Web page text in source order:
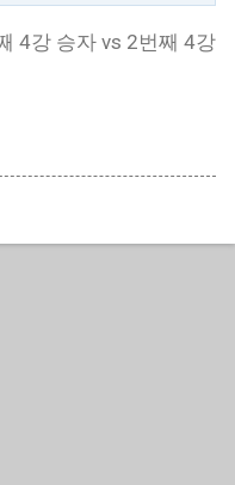
4강 승자 vs 2번째 4강